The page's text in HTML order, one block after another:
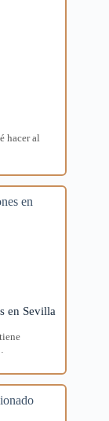
hacer al
en Sevilla